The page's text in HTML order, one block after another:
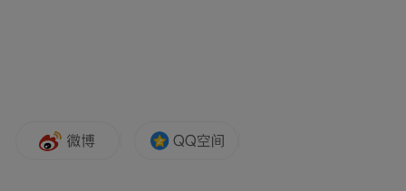
灯塔全部检修待命；国家电力应急基地（南